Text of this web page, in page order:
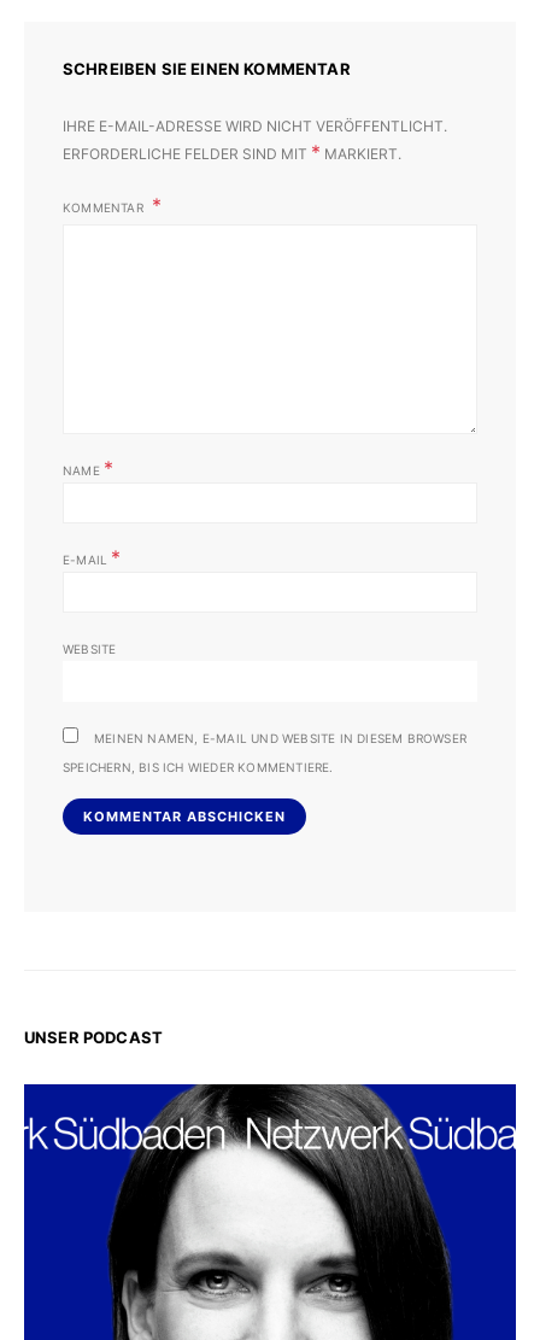
SCHREIBEN SIE EINEN KOMMENTAR
IHRE E-MAIL-ADRESSE WIRD NICHT VERÖFFENTLICHT.
ERFORDERLICHE FELDER SIND MIT * MARKIERT.
KOMMENTAR
NAME *
E-MAIL *
WEBSITE
MEINEN NAMEN, E-MAIL UND WEBSITE IN DIESEM BROWSER
SPEICHERN, BIS ICH WIEDER KOMMENTIERE.
UNSER PODCAST